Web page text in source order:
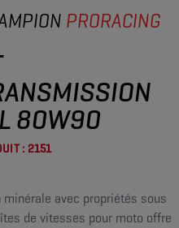
PRORACING
80W90
: 2151
minérale avec propriétés sous
de vitesses pour moto offre